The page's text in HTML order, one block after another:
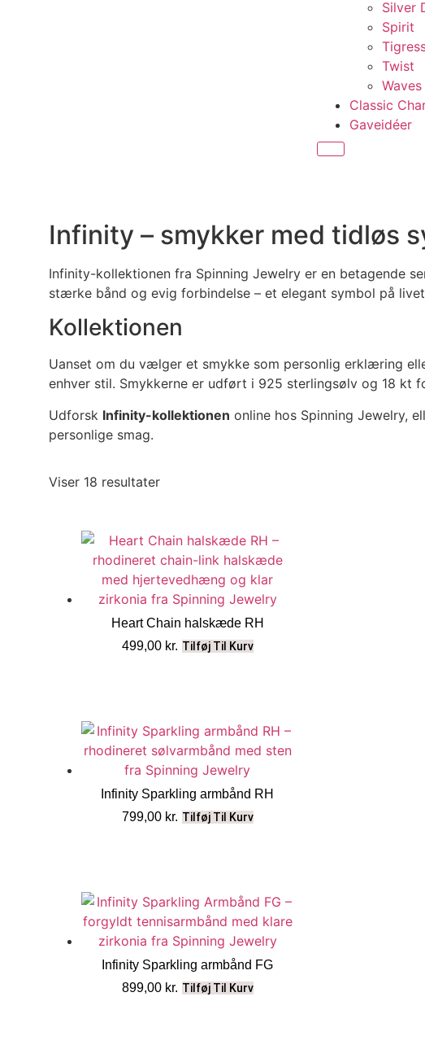
Silver
Spirit
Twist
Waves
Classic
Gaveidéer
Infinity – smykker med tidløs
Infinity-kollektionen fra Spinning Jewelry er en betagende
stærke bånd og evig forbindelse – et elegant symbol på
Kollektionen
Uanset om du vælger et smykke som personlig erklæring
enhver stil. Smykkerne er udført i 925 sterlingsølv og 18
Udforsk Infinity-kollektionen online hos Spinning Jewelry,
personlige smag.
Viser 18 resultater
Heart Chain halskæde RH
499,00 kr. Tilføj Til Kurv
Infinity Sparkling armbånd RH
799,00 kr. Tilføj Til Kurv
Infinity Sparkling armbånd FG
899,00 kr. Tilføj Til Kurv